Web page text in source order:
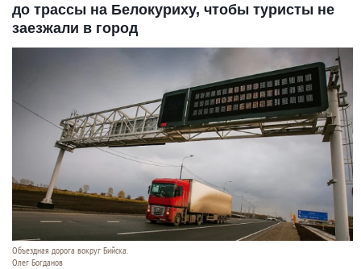
до трассы на Белокуриху, чтобы туристы не
заезжали в город
Объездная дорога вокруг Бийска.
Олег Богданов